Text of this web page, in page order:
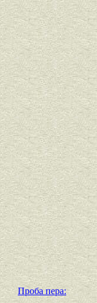
Проба пера: